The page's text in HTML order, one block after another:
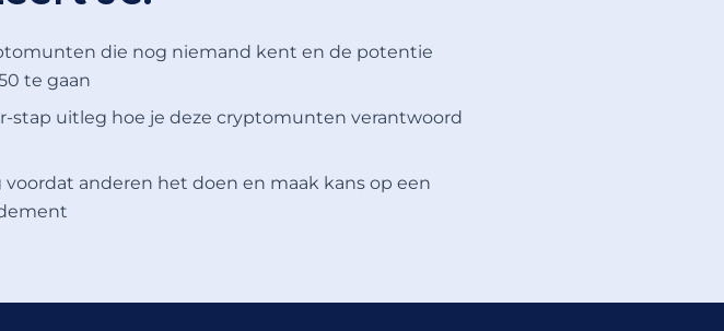
die nog niemand kent en de potentie
te gaan
stap uitleg hoe je deze cryptomunten verantwoord
voordat anderen het doen en maak kans op een